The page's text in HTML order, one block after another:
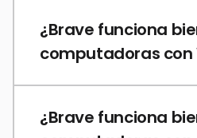
¿Brave funciona
computadoras con
¿Brave funciona